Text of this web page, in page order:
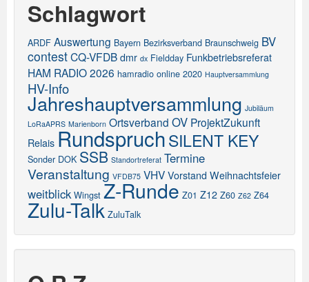
Schlagwort
ARDF Auswertung Bayern Bezirksverband Braunschweig BV
contestCQ-VFDB dmr dx Fieldday Funkbetriebsreferat
HAM RADIO 2026 hamradio online 2020 Hauptversammlung
HV-Info
Jahreshauptversammlung Jubiläum
LoRaAPRS Marienborn Ortsverband OV ProjektZukunft
Relais RundspruchSILENT KEY
Sonder DOK SSB Standortreferat Termine
Veranstaltung VFDB75 VHV Vorstand Weihnachtsfeier
weitblick Wingst Z-Runde Z01 Z12 Z60 Z62 Z64
Zulu-Talk ZuluTalk